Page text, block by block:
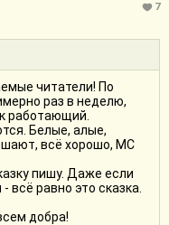
7
читатели! По
раз в неделю,
работающий.
Белые, алые,
всё хорошо, МС
пишу. Даже если
всё равно это сказка.
добра!